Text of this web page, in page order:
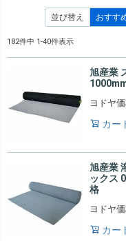
並び替え おすす
182件中 1-40件表示
旭産業
ヨドヤ
カー
旭産業
ックス
格
ヨドヤ
カー